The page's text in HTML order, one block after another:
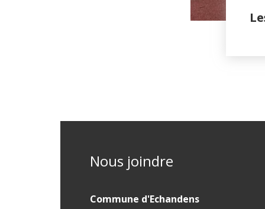
Nous joindre
Commune d'Echandens